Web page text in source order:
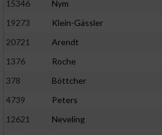
15346
Nym
19273
Klein-Gässler
20721
Arendt
1376
Roche
378
Böttcher
4739
Peters
12621
Neveling